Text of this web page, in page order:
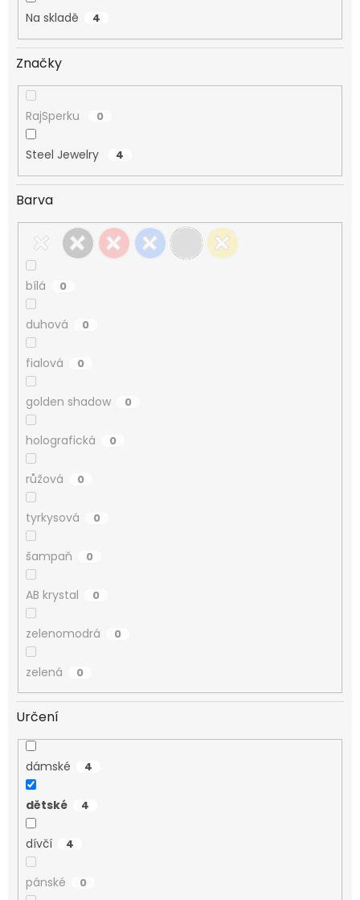
Na skladě 4
Značky
RajSperku 0
Steel Jewelry 4
Barva
bílá 0
duhová 0
fialová 0
golden shadow 0
holografická 0
růžová 0
tyrkysová 0
šampaň 0
AB krystal 0
zelenomodrá 0
zelená 0
Určení
dámské 4
dětské 4
dívčí 4
pánské 0